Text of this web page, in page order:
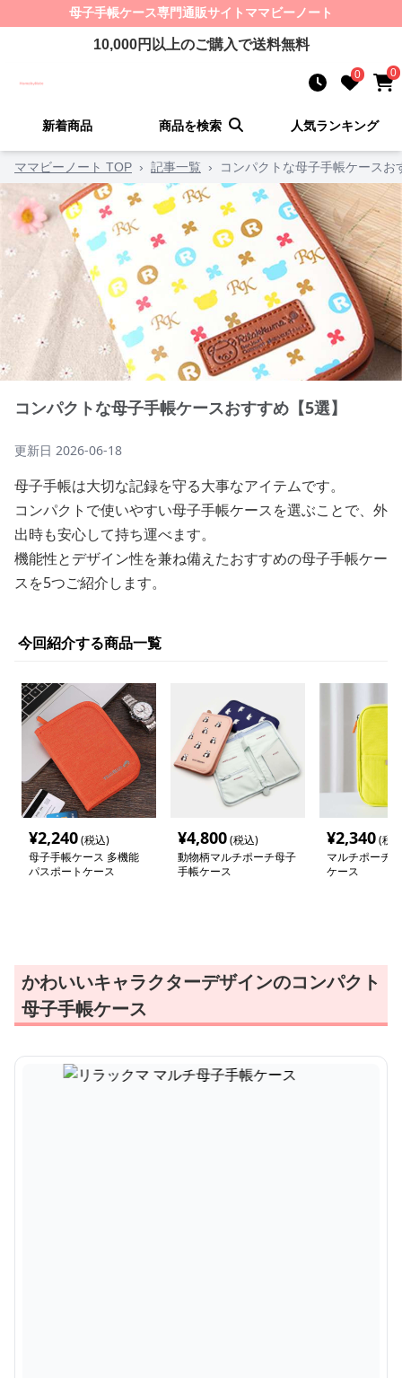
母子手帳ケース専門通販サイト ママビーノート
10,000円以上のご購入で送料無料
0 0
新着商品 商品を検索 人気ランキング
ママビーノート TOP › 記事一覧 › コンパクトな母子手帳ケースお
コンパクトな母子手帳ケースおすすめ【5選】
更新日 2026-06-18
母子手帳は大切な記録を守る大事なアイテムです。
コンパクトで使いやすい母子手帳ケースを選ぶことで、外
出時も安心して持ち運べます。
機能性とデザイン性を兼ね備えたおすすめの母子手帳ケー
スを5つご紹介します。
今回紹介する商品一覧
¥2,240(税込)
母子手帳ケース 多機能
パスポートケース
¥4,800(税込)
動物柄マルチポーチ母子
手帳ケース
¥2,340(税
マルチポーチ
ケース
かわいいキャラクターデザインのコンパクト
母子手帳ケース